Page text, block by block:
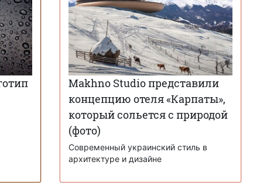
Makhno Studio представили
концепцию отеля «Карпаты»,
который сольется с природой
(фото)
Современный украинский стиль в
архитектуре и дизайне